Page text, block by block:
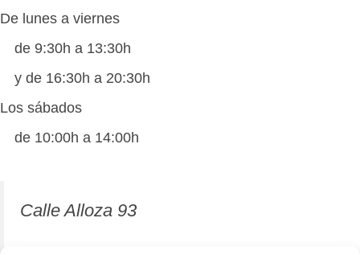
De lunes a viernes
de 9:30h a 13:30h
y de 16:30h a 20:30h
Los sábados
de 10:00h a 14:00h
Calle Alloza 93